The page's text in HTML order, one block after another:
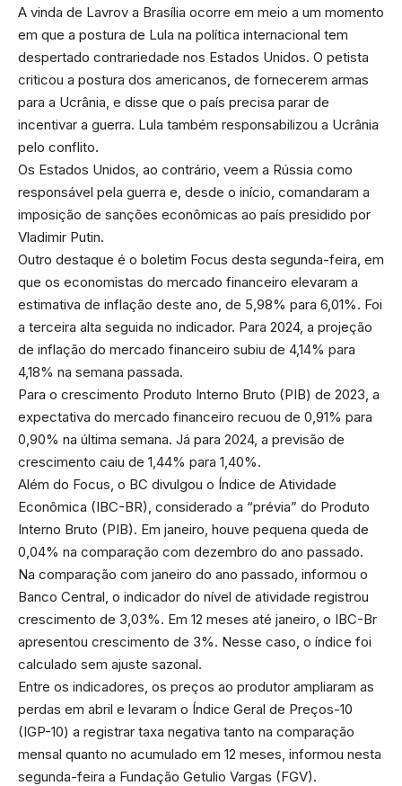
A vinda de Lavrov a Brasília ocorre em meio a um momento
em que a postura de Lula na política internacional tem
despertado contrariedade nos Estados Unidos. O petista
criticou a postura dos americanos, de fornecerem armas
para a Ucrânia, e disse que o país precisa parar de
incentivar a guerra. Lula também responsabilizou a Ucrânia
pelo conflito.
Os Estados Unidos, ao contrário, veem a Rússia como
responsável pela guerra e, desde o início, comandaram a
imposição de sanções econômicas ao país presidido por
Vladimir Putin.
Outro destaque é o boletim Focus desta segunda-feira, em
que os economistas do mercado financeiro elevaram a
estimativa de inflação deste ano, de 5,98% para 6,01%. Foi
a terceira alta seguida no indicador. Para 2024, a projeção
de inflação do mercado financeiro subiu de 4,14% para
4,18% na semana passada.
Para o crescimento Produto Interno Bruto (PIB) de 2023, a
expectativa do mercado financeiro recuou de 0,91% para
0,90% na última semana. Já para 2024, a previsão de
crescimento caiu de 1,44% para 1,40%.
Além do Focus, o BC divulgou o Índice de Atividade
Econômica (IBC-BR), considerado a “prévia” do Produto
Interno Bruto (PIB). Em janeiro, houve pequena queda de
0,04% na comparação com dezembro do ano passado.
Na comparação com janeiro do ano passado, informou o
Banco Central, o indicador do nível de atividade registrou
crescimento de 3,03%. Em 12 meses até janeiro, o IBC-Br
apresentou crescimento de 3%. Nesse caso, o índice foi
calculado sem ajuste sazonal.
Entre os indicadores, os preços ao produtor ampliaram as
perdas em abril e levaram o Índice Geral de Preços-10
(IGP-10) a registrar taxa negativa tanto na comparação
mensal quanto no acumulado em 12 meses, informou nesta
segunda-feira a Fundação Getulio Vargas (FGV).